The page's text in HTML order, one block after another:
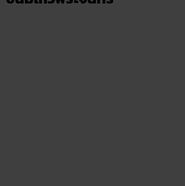
นำของไหว้มากิน โดยแบ่งให้เท่ากับจ